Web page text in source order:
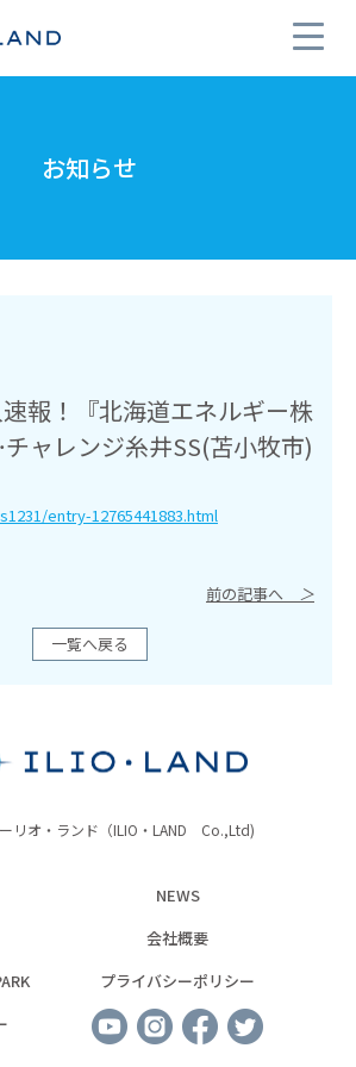
お知らせ
報！『北海道エネルギー株
ャレンジ糸井SS(苫小牧市)
entry-12765441883.html
前の記事へ ＞
一覧へ戻る
リオ・ランド（ILIO・LAND Co.,Ltd)
NEWS
会社概要
プライバシーポリシー